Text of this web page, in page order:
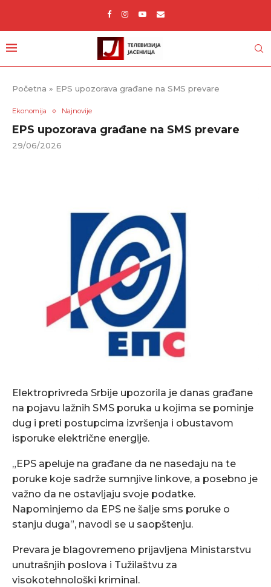
Početna » EPS upozorava građane na SMS prevare
Ekonomija Najnovije
EPS upozorava građane na SMS prevare
29/06/2026
Elektroprivreda Srbije upozorila je danas građane
na pojavu lažnih SMS poruka u kojima se pominje
dug i preti postupcima izvršenja i obustavom
isporuke električne energije.
„EPS apeluje na građane da ne nasedaju na te
poruke koje sadrže sumnjive linkove, a posebno je
važno da ne ostavljaju svoje podatke.
Napominjemo da EPS ne šalje sms poruke o
stanju duga”, navodi se u saopštenju.
Prevara je blagovremeno prijavljena Ministarstvu
unutrašnjih poslova i Tužilaštvu za
visokotehnološki kriminal.